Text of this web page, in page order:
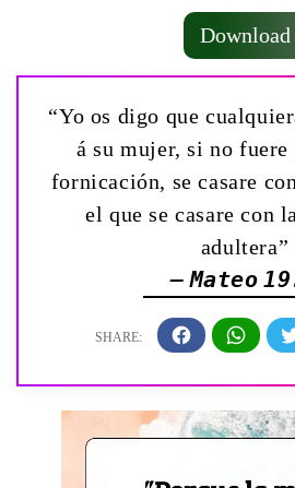
Download
“Yo os digo que
á su mujer, si no fuere
fornicación, se casare
el que se casare con
adultera”
— Mateo